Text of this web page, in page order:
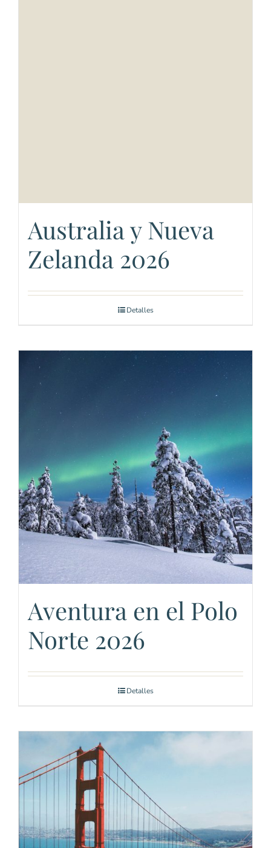
Australia y Nueva
Zelanda 2026
Detalles
Aventura en el Polo
Norte 2026
Detalles